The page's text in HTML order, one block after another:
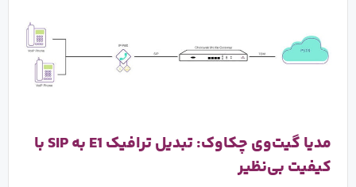
مدیا گیت‌وی چکاوک: تبدیل ترافیک E1 به SIP با
کیفیت بی‌نظیر